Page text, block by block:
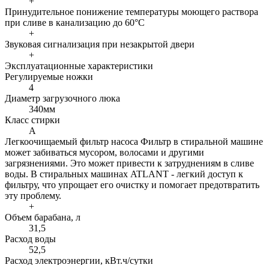
Принудительное понижение температуры моющего раствора
при сливе в канализацию до 60°С
+
Звуковая сигнализация при незакрытой двери
+
Эксплуатационные характеристики
Регулируемые ножки
4
Диаметр загрузочного люка
340мм
Класс стирки
A
Легкоочищаемый фильтр насоса Фильтр в стиральной машине
может забиваться мусором, волосами и другими
загрязнениями. Это может привести к затруднениям в сливе
воды. В стиральных машинах ATLANT - легкий доступ к
фильтру, что упрощает его очистку и помогает предотвратить
эту проблему.
+
Объем барабана, л
31,5
Расход воды
52,5
Расход электроэнергии, кВт.ч/сутки